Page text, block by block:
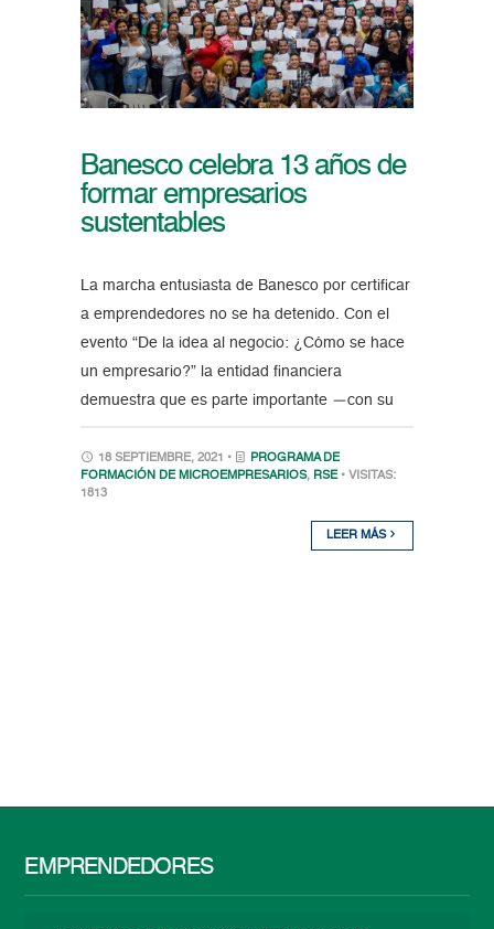
Banesco celebra 13 años de
formar empresarios
sustentables
La marcha entusiasta de Banesco por certificar
a emprendedores no se ha detenido. Con el
evento “De la idea al negocio: ¿Cómo se hace
un empresario?” la entidad financiera
demuestra que es parte importante —con su
18 SEPTIEMBRE, 2021 •
PROGRAMA DE
FORMACIÓN DE MICROEMPRESARIOS, RSE • VISITAS:
1813
LEER MÁS
EMPRENDEDORES